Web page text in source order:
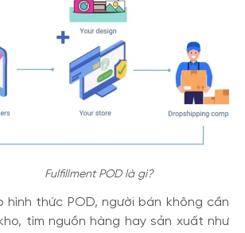
Fulfillment POD là gì?
hình thức POD, người bán không cần
tìm nguồn hàng hay sản xuất như